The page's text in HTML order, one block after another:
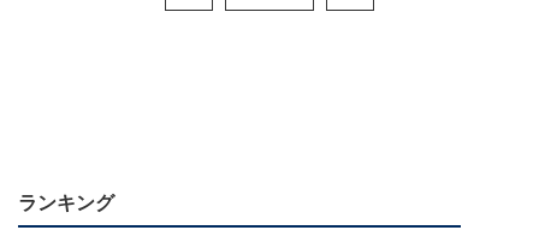
ランキング